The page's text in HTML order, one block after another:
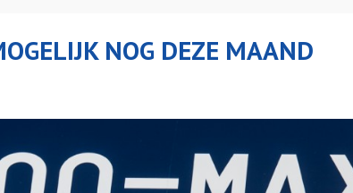
NOG DEZE MAAND